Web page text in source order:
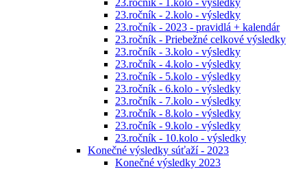
23.ročník - 1.kolo - výsledky
23.ročník - 2.kolo - výsledky
23.ročník - 2023 - pravidlá + kalendár
23.ročník - Priebežné celkové výsledky
23.ročník - 3.kolo - výsledky
23.ročník - 4.kolo - výsledky
23.ročník - 5.kolo - výsledky
23.ročník - 6.kolo - výsledky
23.ročník - 7.kolo - výsledky
23.ročník - 8.kolo - výsledky
23.ročník - 9.kolo - výsledky
23.ročník - 10.kolo - výsledky
Konečné výsledky súťaží - 2023
Konečné výsledky 2023